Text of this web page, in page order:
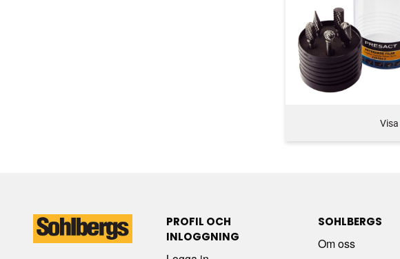
Visa
PROFIL OCH
INLOGGNING
SOHLBERGS
Om oss